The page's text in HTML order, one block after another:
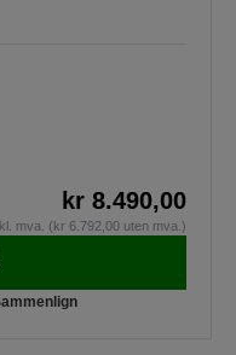
kr 8.490,00
mva. (kr 6.792,00 uten mva.)